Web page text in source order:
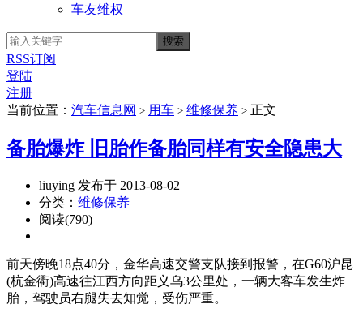
车友维权
RSS订阅
登陆
注册
当前位置： 汽车信息网 > 用车 > 维修保养 > 正文
备胎爆炸 旧胎作备胎同样有安全隐患大
liuying 发布于 2013-08-02
分类： 维修保养
阅读(790)
前天傍晚18点40分，金华高速交警支队接到报警，在G60沪昆
(杭金衢)高速往江西方向距义乌3公里处，一辆大客车发生炸
胎，驾驶员右腿失去知觉，受伤严重。